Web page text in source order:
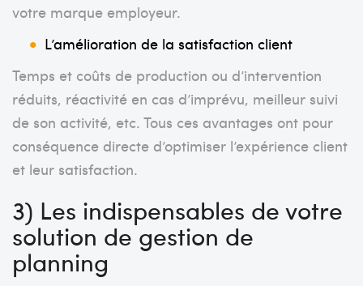
votre marque employeur.
L’amélioration de la satisfaction client
Temps et coûts de production ou d’intervention
réduits, réactivité en cas d’imprévu, meilleur suivi
de son activité, etc. Tous ces avantages ont pour
conséquence directe d’optimiser l’expérience client
et leur satisfaction.
3) Les indispensables de votre
solution de gestion de
planning